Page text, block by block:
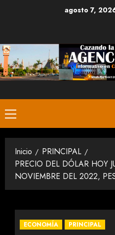
agosto 7,
Menú
principal
Inicio
PRINCIPAL
PRECIO DEL DÓLAR HOY
NOVIEMBRE DEL 2022,
ECONOMÍA PRINCIPAL